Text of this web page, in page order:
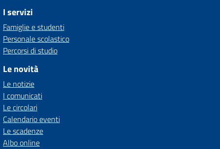
I servizi
Famiglie e studenti
Personale scolastico
Percorsi di studio
Le novità
Le notizie
I comunicati
Le circolari
Calendario eventi
Le scadenze
Albo online